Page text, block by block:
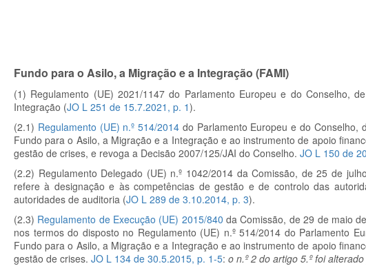
Fundo para o Asilo, a Migração e a Integração (FAMI)
(1) Regulamento (UE) 2021/1147 do Parlamento Europeu e do
Integração (JO L 251 de 15.7.2021, p. 1).
(2.1) Regulamento (UE) n.º 514/2014 do Parlamento Europeu e do Conselho,
Fundo para o Asilo, a Migração e a Integração e ao instrumento de apoio
gestão de crises, e revoga a Decisão 2007/125/JAI do Conselho. JO L 150 de
(2.2) Regulamento Delegado (UE) n.º 1042/2014 da Comissão, de 25 de
refere à designação e às competências de gestão e de controlo das
autoridades de auditoria (JO L 289 de 3.10.2014, p. 3).
(2.3) Regulamento de Execução (UE) 2015/840 da Comissão, de 29 de maio
nos termos do disposto no Regulamento (UE) n.º514/2014 do Parlamento
Fundo para o Asilo, a Migração e a Integração e ao instrumento de apoio
gestão de crises. JO L 134 de 30.5.2015, p. 1-5: o n.º 2 do artigo 5.º foi